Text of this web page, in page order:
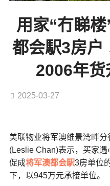
用家“冇睇
都会駅3房户
2006年
2025-03-27
美联物业将军澳维景湾畔
(Leslie Chan)表示，买家
促成将军澳都会駅3房单位
下，以945万元承接单位。